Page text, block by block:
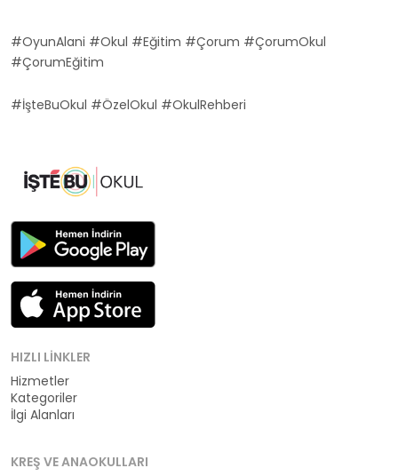
#OyunAlani #Okul #Eğitim #Çorum #ÇorumOkul
#ÇorumEğitim
#İşteBuOkul #ÖzelOkul #OkulRehberi
HIZLI LINKLER
Hizmetler
Kategoriler
İlgi Alanları
KREŞ VE ANAOKULLARI